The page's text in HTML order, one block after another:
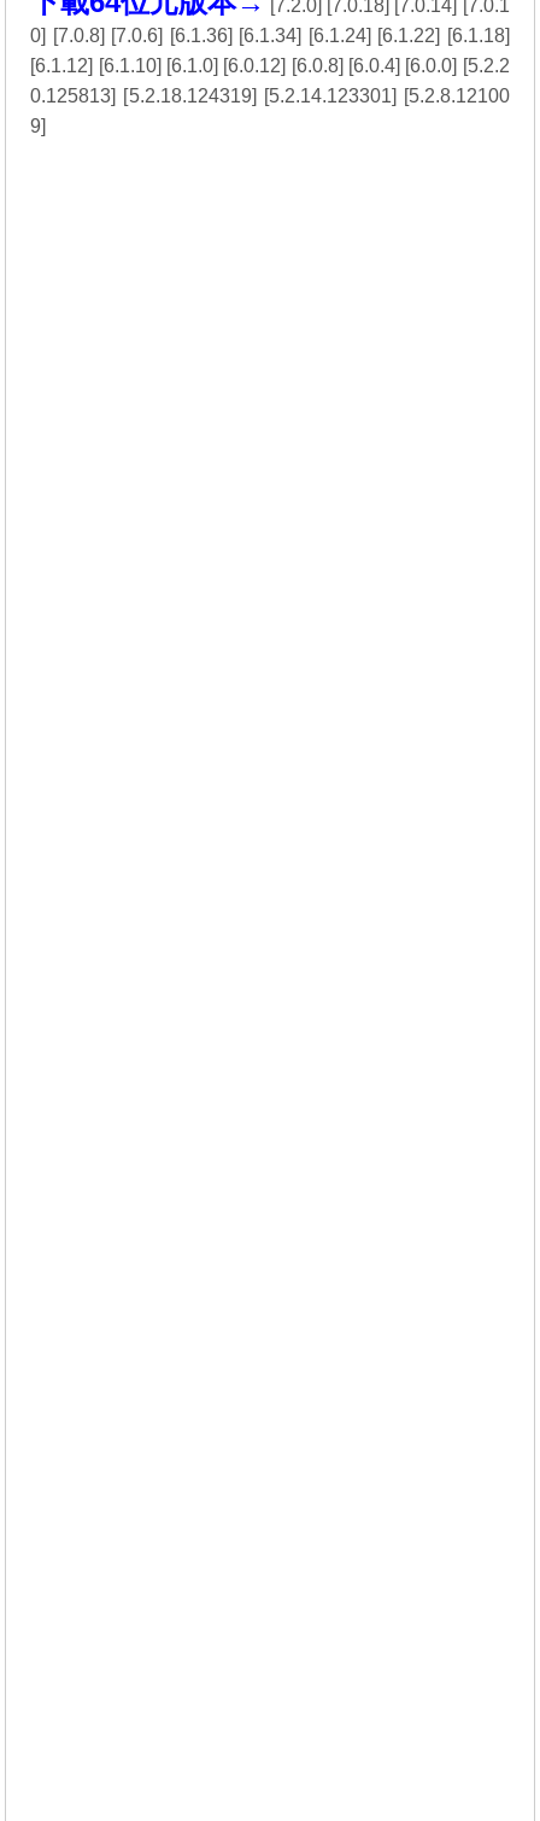
7.2.0 7.0.18 7.0.14
7.0.1
0] [7.0.8] [7.0.6] [6.1.36] [6.1.34] [6.1.24] [6.1.22] [6.1.18]
[6.1.12] [6.1.10] [6.1.0] [6.0.12] [6.0.8] [6.0.4] [6.0.0] [5.2.2
0.125813] [5.2.18.124319] [5.2.14.123301] [5.2.8.12100
9]